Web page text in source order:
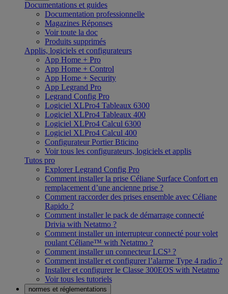
Documentations et guides
Documentation professionnelle
Magazines Réponses
Voir toute la doc
Produits supprimés
Applis, logiciels et configurateurs
App Home + Pro
App Home + Control
App Home + Security
App Legrand Pro
Legrand Config Pro
Logiciel XLPro4 Tableaux 6300
Logiciel XLPro4 Tableaux 400
Logiciel XLPro4 Calcul 6300
Logiciel XLPro4 Calcul 400
Configurateur Portier Bticino
Voir tous les configurateurs, logiciels et applis
Tutos pro
Explorer Legrand Config Pro
Comment installer la prise Céliane Surface Confort en
remplacement d’une ancienne prise ?
Comment raccorder des prises ensemble avec Céliane
Rapido ?
Comment installer le pack de démarrage connecté
Drivia with Netatmo ?
Comment installer un interrupteur connecté pour volet
roulant Céliane™ with Netatmo ?
Comment installer un connecteur LCS³ ?
Comment installer et configurer l’alarme Type 4 radio ?
Installer et configurer le Classe 300EOS with Netatmo
Voir tous les tutoriels
normes et réglementations